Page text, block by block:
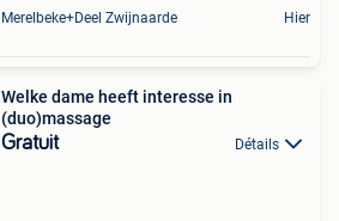
Merelbeke+Deel Zwijnaarde Hier
Welke dame heeft interesse in
(duo)massage
Gratuit Détails